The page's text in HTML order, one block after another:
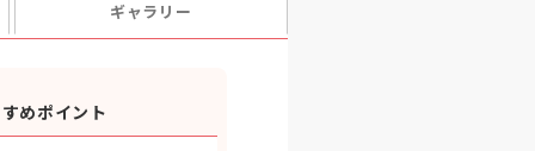
ギャラリー
めポイント